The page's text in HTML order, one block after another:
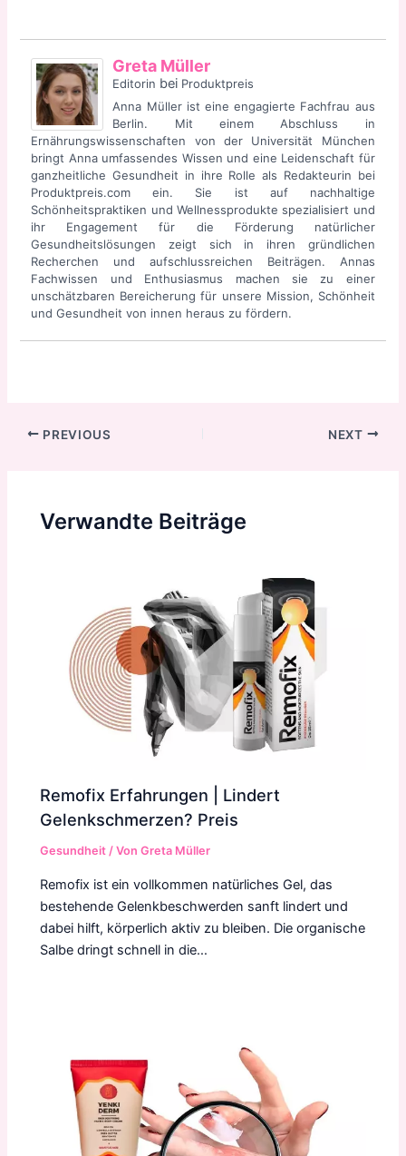
Greta Müller
Editorin bei Produktpreis
Anna Müller ist eine engagierte Fachfrau aus
Berlin. Mit einem Abschluss in
Ernährungswissenschaften von der Universität München
bringt Anna umfassendes Wissen und eine Leidenschaft für
ganzheitliche Gesundheit in ihre Rolle als Redakteurin bei
Produktpreis.com ein. Sie ist auf nachhaltige
Schönheitspraktiken und Wellnessprodukte spezialisiert und
ihr Engagement für die Förderung natürlicher
Gesundheitslösungen zeigt sich in ihren gründlichen
Recherchen und aufschlussreichen Beiträgen. Annas
Fachwissen und Enthusiasmus machen sie zu einer
unschätzbaren Bereicherung für unsere Mission, Schönheit
und Gesundheit von innen heraus zu fördern.
Post
PREVIOUS NEXT
Verwandte Beiträge
Remofix Erfahrungen | Lindert
Gelenkschmerzen? Preis
Gesundheit / VonGreta Müller
Remofix ist ein vollkommen natürliches Gel, das
bestehende Gelenkbeschwerden sanft lindert und
dabei hilft, körperlich aktiv zu bleiben. Die organische
Salbe dringt schnell in die…